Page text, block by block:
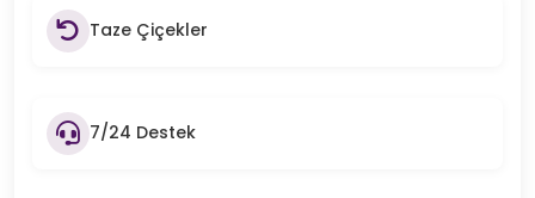
Taze Çiçekler
7/24 Destek